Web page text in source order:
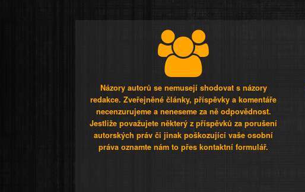
Názory autorů se nemusejí shodovat s názory
redakce. Zveřejněné články, příspěvky a komentáře
necenzurujeme a neneseme za ně odpovědnost.
Jestliže považujete některý z příspěvků za porušení
autorských práv či jinak poškozující vaše osobní
práva oznamte nám to přes kontaktní formulář.